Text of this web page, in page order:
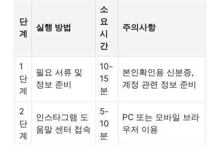
단
계
실행 방법
소
요
시
간
주의사항
1
단
계
필요 서류 및
정보 준비
10-
15
분
본인확인용 신분증,
계정 관련 정보 준비
2
단
계
인스타그램 도
움말 센터 접속
5-
10
분
PC 또는 모바일 브라
우저 이용